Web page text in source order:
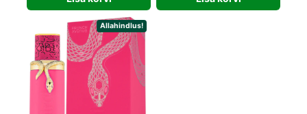
oli:
on:
Allahindlus!